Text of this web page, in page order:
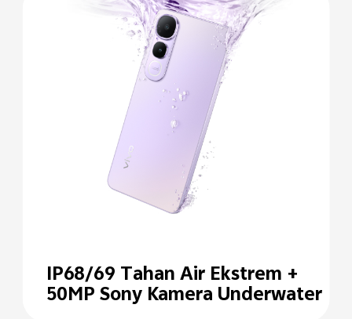
IP68/69 Tahan Air Ekstrem +
50MP Sony Kamera Underwater